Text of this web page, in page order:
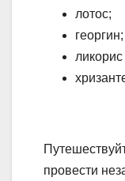
лотос;
георгин;
провести